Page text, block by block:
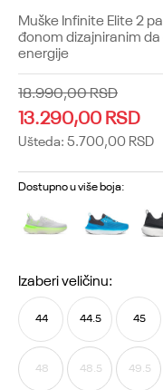
Muške Infinite Elite 2
đonom dizajniranim
energije
18.990,00RSD
13.290,00RSD
Ušteda: 5.700,00 RSD
Dostupno u više boja:
Izaberi veličinu:
44 44.5 45
48 48.5 49.5